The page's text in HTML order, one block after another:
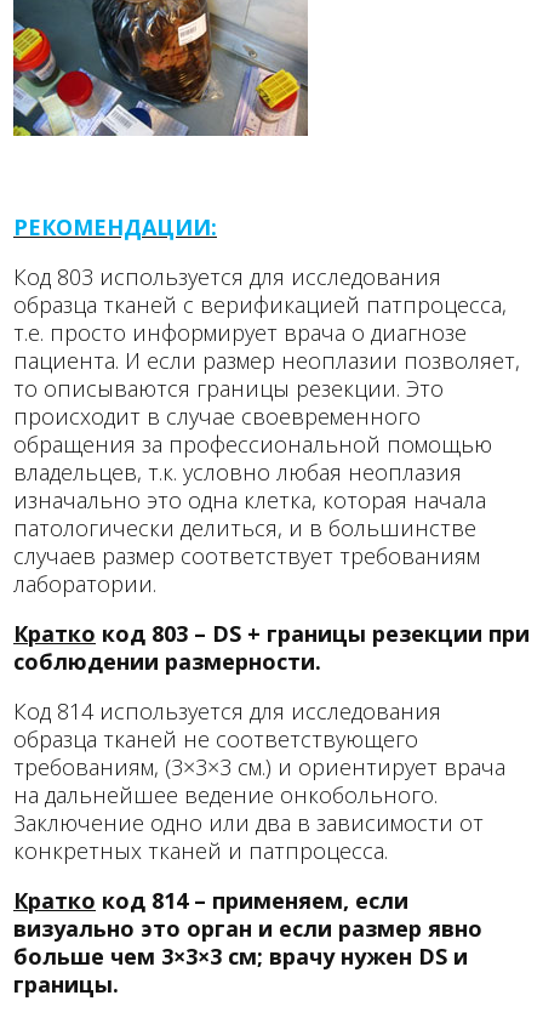
РЕКОМЕНДАЦИИ:
Код 803 используется для исследования
образца тканей с верификацией патпроцесса,
т.е. просто информирует врача о диагнозе
пациента. И если размер неоплазии позволяет,
то описываются границы резекции. Это
происходит в случае своевременного
обращения за профессиональной помощью
владельцев, т.к. условно любая неоплазия
изначально это одна клетка, которая начала
патологически делиться, и в большинстве
случаев размер соответствует требованиям
лаборатории.
Кратко код 803 – DS + границы резекции при
соблюдении размерности.
Код 814 используется для исследования
образца тканей не соответствующего
требованиям, (3×3×3 см.) и ориентирует врача
на дальнейшее ведение онкобольного.
Заключение одно или два в зависимости от
конкретных тканей и патпроцесса.
Кратко код 814 – применяем, если
визуально это орган и если размер явно
больше чем 3×3×3 см; врачу нужен DS и
границы.